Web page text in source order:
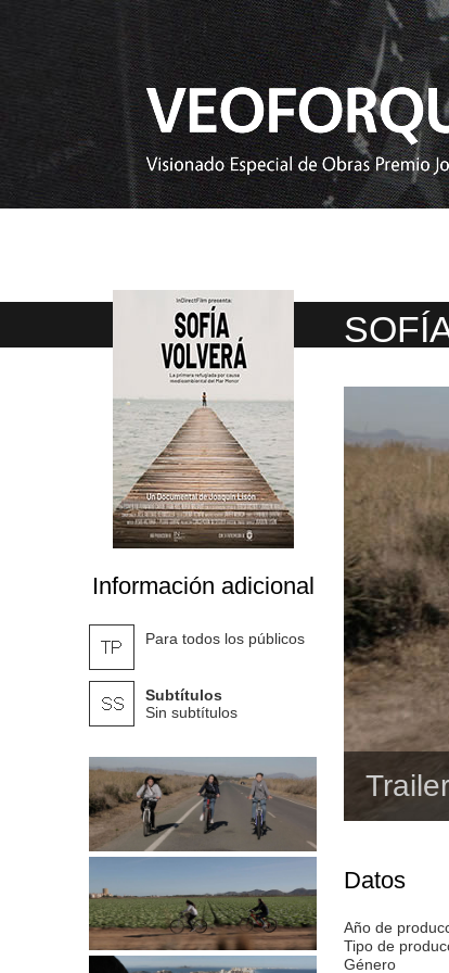
Información adicional
Para todos los públicos
Subtítulos
Sin subtítulos
Trailer
Datos
Año de
Tipo de
Género